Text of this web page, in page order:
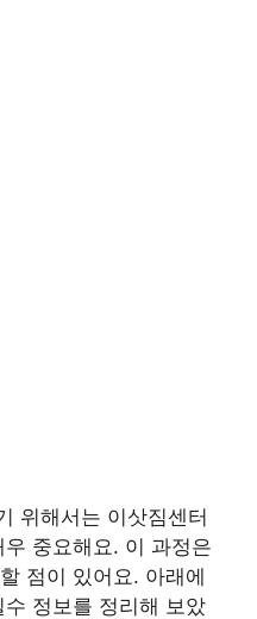
위해서는 이삿짐센터
중요해요. 이 과정은
점이 있어요. 아래에
정보를 정리해 보았